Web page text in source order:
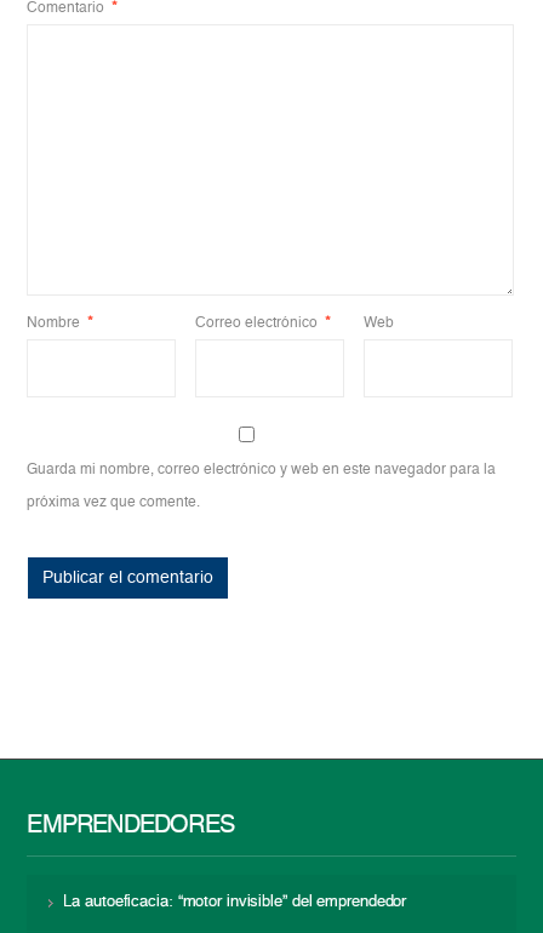
Comentario *
Nombre * Correo electrónico * Web
Guarda mi nombre, correo electrónico y web en este navegador para la
próxima vez que comente.
EMPRENDEDORES
La autoeficacia: “motor invisible” del emprendedor